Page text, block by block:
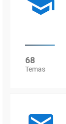
68
Temas